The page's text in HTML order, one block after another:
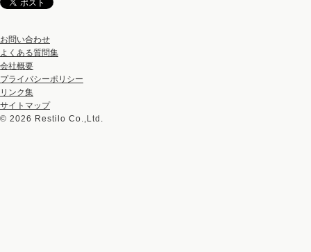
お問い合わせ
よくある質問集
会社概要
プライバシーポリシー
リンク集
サイトマップ
© 2026 Restilo Co.,Ltd.